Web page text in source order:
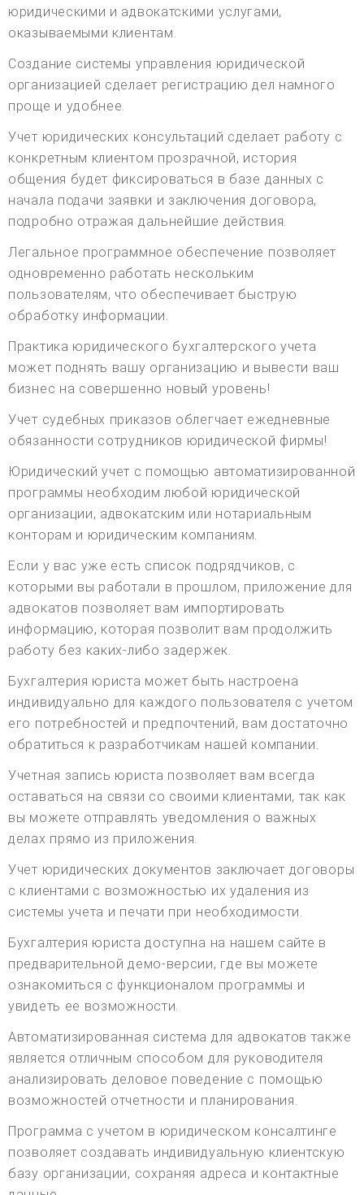
юридическими и адвокатскими услугами,
оказываемыми клиентам.
Создание системы управления юридической
организацией сделает регистрацию дел намного
проще и удобнее.
Учет юридических консультаций сделает работу с
конкретным клиентом прозрачной, история
общения будет фиксироваться в базе данных с
начала подачи заявки и заключения договора,
подробно отражая дальнейшие действия.
Легальное программное обеспечение позволяет
одновременно работать нескольким
пользователям, что обеспечивает быструю
обработку информации.
Практика юридического бухгалтерского учета
может поднять вашу организацию и вывести ваш
бизнес на совершенно новый уровень!
Учет судебных приказов облегчает ежедневные
обязанности сотрудников юридической фирмы!
Юридический учет с помощью автоматизированной
программы необходим любой юридической
организации, адвокатским или нотариальным
конторам и юридическим компаниям.
Если у вас уже есть список подрядчиков, с
которыми вы работали в прошлом, приложение для
адвокатов позволяет вам импортировать
информацию, которая позволит вам продолжить
работу без каких-либо задержек.
Бухгалтерия юриста может быть настроена
индивидуально для каждого пользователя с учетом
его потребностей и предпочтений, вам достаточно
обратиться к разработчикам нашей компании.
Учетная запись юриста позволяет вам всегда
оставаться на связи со своими клиентами, так как
вы можете отправлять уведомления о важных
делах прямо из приложения.
Учет юридических документов заключает договоры
с клиентами с возможностью их удаления из
системы учета и печати при необходимости.
Бухгалтерия юриста доступна на нашем сайте в
предварительной демо-версии, где вы можете
ознакомиться с функционалом программы и
увидеть ее возможности.
Автоматизированная система для адвокатов также
является отличным способом для руководителя
анализировать деловое поведение с помощью
возможностей отчетности и планирования.
Программа с учетом в юридическом консалтинге
позволяет создавать индивидуальную клиентскую
базу организации, сохраняя адреса и контактные